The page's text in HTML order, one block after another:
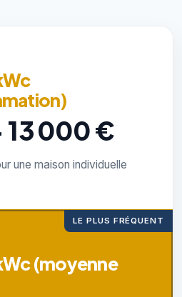
000 €
une maison individuelle
LE PLUS FRÉQUENT
(moyenne